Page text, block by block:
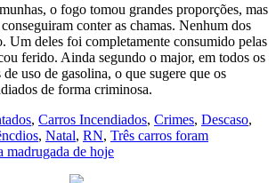
o fogo tomou grandes proporções, mas
conter as chamas. Nenhum dos
Um deles foi completamente consumido pelas
ferido. Ainda segundo o major, em todos os
uso de gasolina, o que sugere que os
de forma criminosa.
, Carros Incendiados, Crimes, Descaso,
, Natal, RN, Três carros foram
madrugada de hoje